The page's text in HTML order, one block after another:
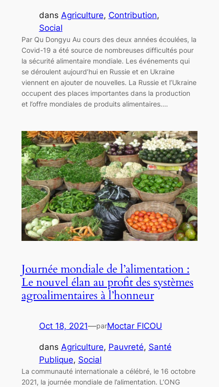
dans Agriculture, Contribution
Social
Par Qu Dongyu Au cours des deux années écoulées, la
Covid-19 a été source de nombreuses difficultés pour
la sécurité alimentaire mondiale. Les événements qui
se déroulent aujourd’hui en Russie et en Ukraine
viennent en ajouter de nouvelles. La Russie et l’Ukraine
occupent des places importantes dans la production
et l’offre mondiales de produits alimentaires.…
Journée mondiale de l’alimentation :
Le nouvel élan au profit des systèmes
agroalimentaires à l’honneur
Oct 18, 2021—parMoctar FICOU
dans Agriculture, Pauvreté, Santé
Publique, Social
La communauté internationale a célébré, le 16 octobre
2021, la journée mondiale de l’alimentation. L’ONG